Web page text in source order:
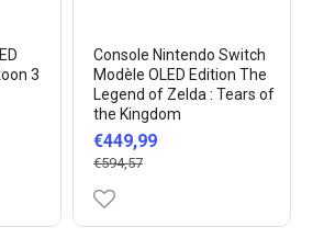
3
Console Nintendo Switch
Modèle OLED Edition The
Legend of Zelda : Tears of
the Kingdom
€449,99
€594,57